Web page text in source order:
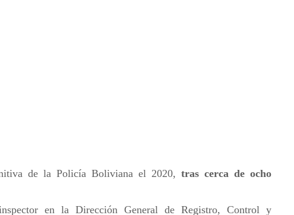
de la Policía Boliviana el 2020,tras cerca de ocho
en la Dirección General de Registro, Control y